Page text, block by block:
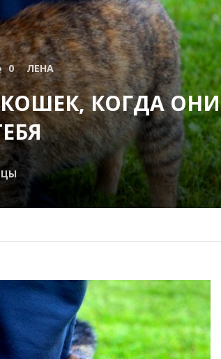
0 ЛЕНА
КОГДА ОНИ